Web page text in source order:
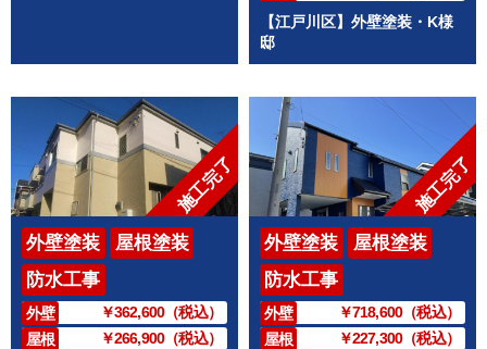
【江戸川区】外壁塗装・K様
邸
施工完了
外壁塗装
屋根塗装
防水工事
外壁
￥362,600（税込）
屋根
￥266,900（税込）
施工完了
外壁塗装
屋根塗装
防水工事
外壁
￥718,600（税込）
屋根
￥227,300（税込）